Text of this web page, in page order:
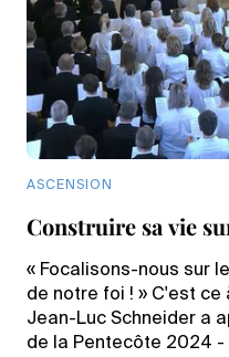
ASCENSION
Construire sa vie
« Focalisons-nous sur
de notre foi ! » C'est
Jean-Luc Schneider a
de la Pentecôte 2024